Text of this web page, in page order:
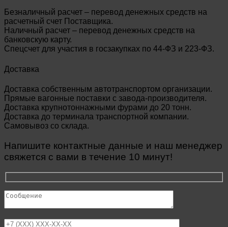
Безналичный расчет – перевод денежных средств на
расчетный счет Поставщика.
Наличный расчет – перевод денежных средств на
банковскую карту.
Спецсчет для участия в госзакупках по 44-ФЗ и 223-ФЗ.
Доставка
Доставка собственным автотранспортом организации.
Прямые вагонные поставки с завода-производителя.
Доставка крупнотоннажными фурами до 20 тонн.
Доставка до терминала транспортной компании.
Самовывоз со склада.
Напишите контактные данные и наш менеджер
свяжется с вами в течение 10 минут!